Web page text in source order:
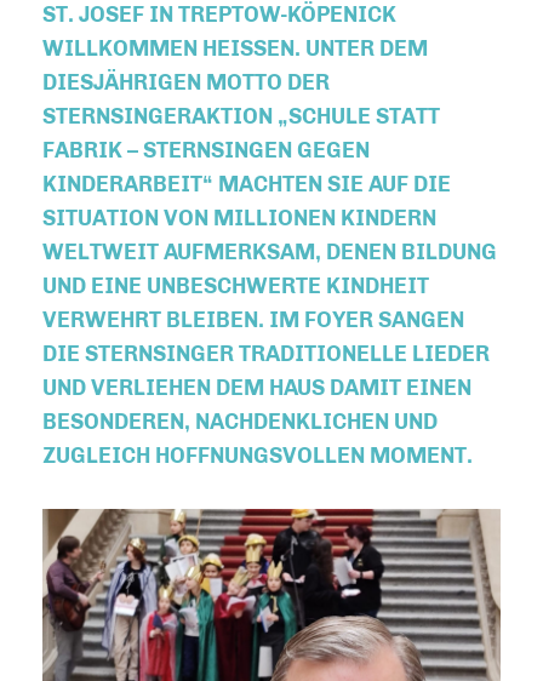
ST. JOSEF IN TREPTOW-KÖPENICK
WILLKOMMEN HEISSEN. UNTER DEM D
IESJÄHRIGEN MOTTO DER S
TERNSINGERAKTION „SCHULE STATT F
ABRIK – STERNSINGEN GEGEN K
INDERARBEIT“ MACHTEN SIE AUF DIE S
ITUATION VON MILLIONEN KINDERN W
ELTWEIT AUFMERKSAM, DENEN BILDUNG U
ND EINE UNBESCHWERTE KINDHEIT V
ERWEHRT BLEIBEN. IM FOYER SANGEN D
IE STERNSINGER TRADITIONELLE LIEDER U
ND VERLIEHEN DEM HAUS DAMIT EINEN B
ESONDEREN, NACHDENKLICHEN UND Z
UGLEICH HOFFNUNGSVOLLEN MOMENT.